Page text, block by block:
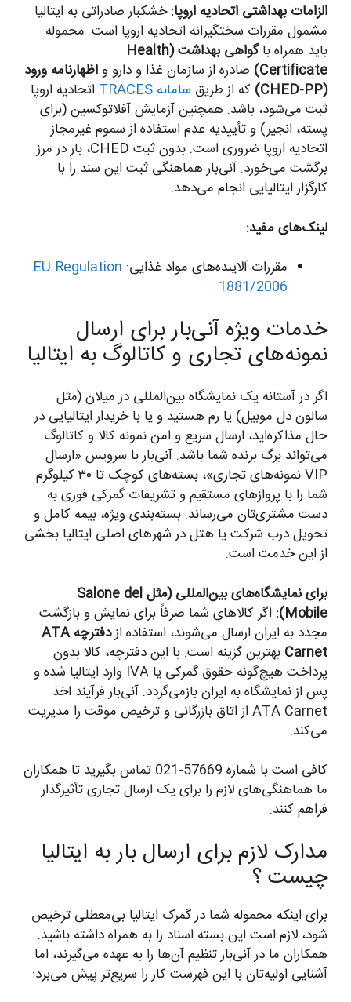
الزامات بهداشتی اتحادیه اروپا:خشکبار صادراتی به ایتالیا
مشمول مقررات سختگیرانه اتحادیه اروپا است. محموله
باید همراه با
گواهی بهداشت (Health
Certificate) صادره از سازمان غذا و دارو واظهارنامه ورود
(CHED-PP)
که از طریق سامانه TRACES
اتحادیه اروپا
ثبت می‌شود، باشد. همچنین آزمایش آفلاتوکسین (برای
پسته، انجیر) و تأییدیه عدم استفاده از سموم غیرمجاز
اتحادیه اروپا ضروری است. بدون ثبت CHED، بار در مرز
برگشت می‌خورد. آنی‌بار هماهنگی ثبت این سند را با
کارگزار ایتالیایی انجام می‌دهد.
لینک‌های مفید:
مقررات آلاینده‌های مواد غذایی: EU Regulation
1881/2006
خدمات ویژه آنی‌بار برای ارسال
نمونه‌های تجاری و کاتالوگ به ایتالیا
اگر در آستانه یک نمایشگاه بین‌المللی در میلان (مثل
سالون دل موبیل) یا رم هستید و یا با خریدار ایتالیایی در
حال مذاکره‌اید، ارسال سریع و امن نمونه کالا و کاتالوگ
می‌تواند برگ برنده شما باشد. آنی‌بار با سرویس «ارسال
VIP نمونه‌های تجاری»، بسته‌های کوچک تا ۳۰ کیلوگرم
شما را با پروازهای مستقیم و تشریفات گمرکی فوری به
دست مشتری‌تان می‌رساند. بسته‌بندی ویژه، بیمه کامل و
تحویل درب شرکت یا هتل در شهرهای اصلی ایتالیا بخشی
از این خدمت است.
برای نمایشگاه‌های بین‌المللی (مثل Salone del
Mobile):
اگر کالاهای شما صرفاً برای نمایش و بازگشت
مجدد به ایران ارسال می‌شوند، استفاده از
دفترچه ATA
Carnet بهترین گزینه است. با این دفترچه، کالا بدون
پرداخت هیچ‌گونه حقوق گمرکی یا IVA وارد ایتالیا شده و
پس از نمایشگاه به ایران بازمی‌گردد. آنی‌بار فرآیند اخذ
ATA Carnet از اتاق بازرگانی و ترخیص موقت را مدیریت
می‌کند.
کافی است با شماره 57669-021 تماس بگیرید تا همکاران
ما هماهنگی‌های لازم را برای یک ارسال تجاری تأثیرگذار
فراهم کنند.
مدارک لازم برای ارسال بار به ایتالیا
چیست ؟
برای اینکه محموله شما در گمرک ایتالیا بی‌معطلی ترخیص
شود، لازم است این بسته اسناد را به همراه داشته باشید.
همکاران ما در آنی‌بار تنظیم آن‌ها را به عهده می‌گیرند، اما
آشنایی اولیه‌تان با این فهرست کار را سریع‌تر پیش می‌برد: